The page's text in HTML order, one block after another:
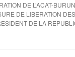
DE L’ACAT-
DE LIBERATION
DE LA